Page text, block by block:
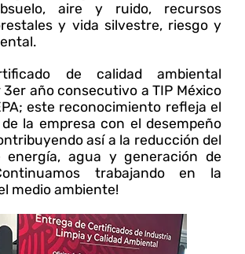
aire y ruido, recursos
y vida silvestre, riesgo y
de calidad ambiental
año consecutivo a TIP México
este reconocimiento refleja el
la empresa con el desempeño
así a la reducción del
energía, agua y generación de
trabajando en la
medio ambiente!